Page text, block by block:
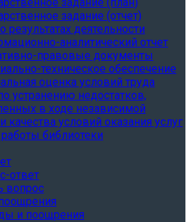
задание (отчет)
результатах деятельности
аналитический отчет
правовые документы
техническое обеспечение
оценка условий труда
устранению недостатков,
в ходе независимой
качества условий оказания услуг
библиотеки
ответ
вопрос
и поощрения